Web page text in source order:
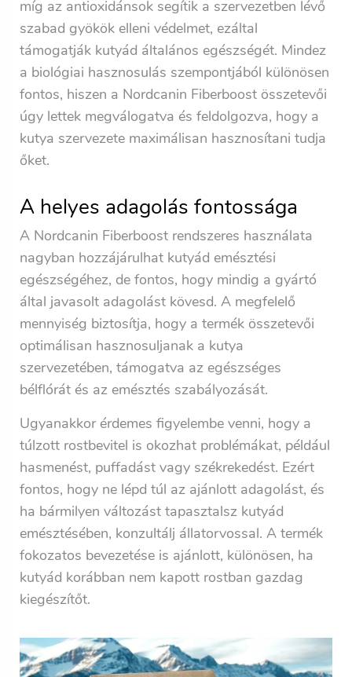
míg az antioxidánsok segítik a szervezetben lévő
szabad gyökök elleni védelmet, ezáltal
támogatják kutyád általános egészségét. Mindez
a biológiai hasznosulás szempontjából különösen
fontos, hiszen a Nordcanin Fiberboost összetevői
úgy lettek megválogatva és feldolgozva, hogy a
kutya szervezete maximálisan hasznosítani tudja
őket.
A helyes adagolás fontossága
A Nordcanin Fiberboost rendszeres használata
nagyban hozzájárulhat kutyád emésztési
egészségéhez, de fontos, hogy mindig a gyártó
által javasolt adagolást kövesd. A megfelelő
mennyiség biztosítja, hogy a termék összetevői
optimálisan hasznosuljanak a kutya
szervezetében, támogatva az egészséges
bélflórát és az emésztés szabályozását.
Ugyanakkor érdemes figyelembe venni, hogy a
túlzott rostbevitel is okozhat problémákat, például
hasmenést, puffadást vagy székrekedést. Ezért
fontos, hogy ne lépd túl az ajánlott adagolást, és
ha bármilyen változást tapasztalsz kutyád
emésztésében, konzultálj állatorvossal. A termék
fokozatos bevezetése is ajánlott, különösen, ha
kutyád korábban nem kapott rostban gazdag
kiegészítőt.